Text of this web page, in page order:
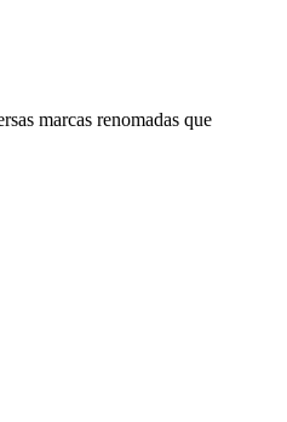
marcas renomadas que